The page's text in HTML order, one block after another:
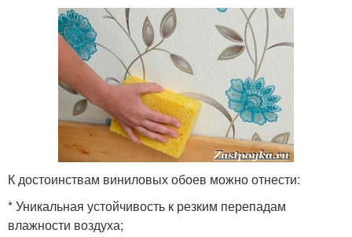
К достоинствам виниловых обоев можно отнести:
* Уникальная устойчивость к резким перепадам
влажности воздуха;